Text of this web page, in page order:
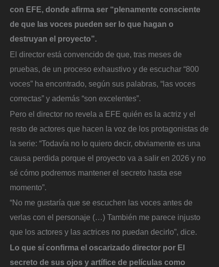
con EFE, donde afirma ser “plenamente consciente
de que las voces pueden ser lo que hagan o
destruyan el proyecto”.
El director está convencido de que, tras meses de
pruebas, de un proceso exhaustivo y de escuchar “800
voces” ha encontrado, según sus palabras, “las voces
correctas” y además “son excelentes”.
Pero el director no revela a EFE quién es la actriz y el
resto de actores que hacen la voz de los protagonistas de
la serie: “Todavía no lo quiero decir, obviamente es una
causa perdida porque el proyecto va a salir en 2026 y no
sé cómo podremos mantener el secreto hasta ese
momento”.
“No me gustaría que se escuchen las voces antes de
verlas con el personaje (…) También me parece injusto
que los actores y las actrices no puedan decirlo”, dice.
Lo que sí confirma el oscarizado director por El
secreto de sus ojos y artífice de películas como